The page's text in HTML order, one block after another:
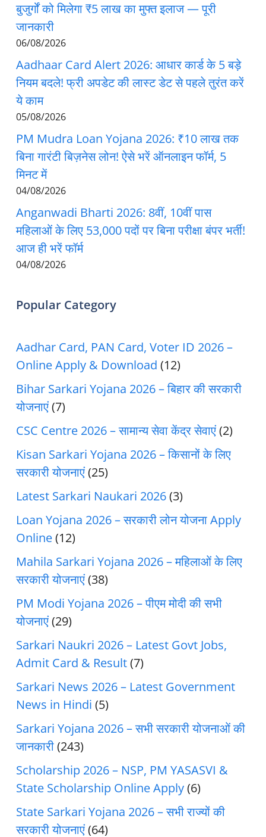
बुजुर्गों को मिलेगा ₹5 लाख का मुफ्त इलाज — पूरी
जानकारी
06/08/2026
Aadhaar Card Alert 2026: आधार कार्ड के 5 बड़े
नियम बदले! फ्री अपडेट की लास्ट डेट से पहले तुरंत करें
ये काम
05/08/2026
PM Mudra Loan Yojana 2026: ₹10 लाख तक
बिना गारंटी बिज़नेस लोन! ऐसे भरें ऑनलाइन फॉर्म, 5
मिनट में
04/08/2026
Anganwadi Bharti 2026: 8वीं, 10वीं पास
महिलाओं के लिए 53,000 पदों पर बिना परीक्षा बंपर भर्ती!
आज ही भरें फॉर्म
04/08/2026
Popular Category
Aadhar Card, PAN Card, Voter ID 2026 –
Online Apply & Download (12)
Bihar Sarkari Yojana 2026 – बिहार की सरकारी
योजनाएं(7)
CSC Centre 2026 – सामान्य सेवा केंद्र सेवाएं(2)
Kisan Sarkari Yojana 2026 – किसानों के लिए
सरकारी योजनाएं(25)
Latest Sarkari Naukari 2026(3)
Loan Yojana 2026 – सरकारी लोन योजना Apply
Online(12)
Mahila Sarkari Yojana 2026 – महिलाओं के लिए
सरकारी योजनाएं(38)
PM Modi Yojana 2026 – पीएम मोदी की सभी
योजनाएं(29)
Sarkari Naukri 2026 – Latest Govt Jobs,
Admit Card & Result(7)
Sarkari News 2026 – Latest Government
News in Hindi (5)
Sarkari Yojana 2026 – सभी सरकारी योजनाओं की
जानकारी(243)
Scholarship 2026 – NSP, PM YASASVI &
State Scholarship Online Apply(6)
State Sarkari Yojana 2026 – सभी राज्यों की
सरकारी योजनाएं(64)